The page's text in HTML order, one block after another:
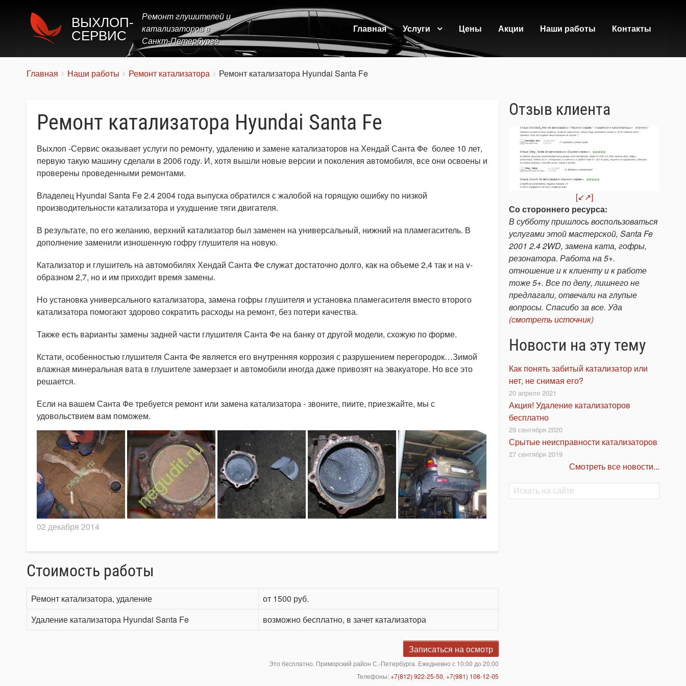
ВЫХЛОП-
СЕРВИС
Ремонт глушителей и
катализаторов в
Санкт-Петербурге
Главная Услуги Цены Акции Наши работы Контакты
Строка
You
Главная Наши работы Ремонт катализатора Ремонт катализатора Hyundai Santa Fe
Ремонт катализатора Hyundai Santa Fe
Выхлоп -Сервис оказывает услуги по ремонту, удалению и замене катализаторов на Хендай Санта Фе более 10 лет,
первую такую машину сделали в 2006 году. И, хотя вышли новые версии и поколения автомобиля, все они освоены и
проверены проведенными ремонтами.
Владелец Hyundai Santa Fe 2.4 2004 года выпуска обратился с жалобой на горящую ошибку по низкой
производительности катализатора и ухудшение тяги двигателя.
В результате, по его желанию, верхний катализатор был заменен на универсальный, нижний на пламегаситель. В
дополнение заменили изношенную гофру глушителя на новую.
Катализатор и глушитель на автомобилях Хендай Санта Фе служат достаточно долго, как на объеме 2,4 так и на v-
образном 2,7, но и им приходит время замены.
Но установка универсального катализатора, замена гофры глушителя и установка пламегасителя вместо второго
катализатора помогают здорово сократить расходы на ремонт, без потери качества.
Также есть варианты замены задней части глушителя Санта Фе на банку от другой модели, схожую по форме.
Кстати, особенностью глушителя Санта Фе является его внутренняя коррозия с разрушением перегородок…Зимой
влажная минеральная вата в глушителе замерзает и автомобили иногда даже привозят на эвакуаторе. Но все это
решается.
Если на вашем Санта Фе требуется ремонт или замена катализатора - звоните, пиите, приезжайте, мы с
удовольствием вам поможем.
02 декабря 2014
Стоимость работы
Ремонт катализатора, удаление
от 1500 руб.
Удаление катализатора Hyundai Santa Fe
возможно бесплатно, в зачет катализатора
Записаться на осмотр
Это бесплатно. Приморский район С.-Петербурга. Ежедневно с 10:00 до 20:00
Телефоны:+7(812) 922-25-50, +7(981) 108-12-05
Отзыв клиента
[↙↗]
Со стороннего ресурса:
В субботу пришлось воспользоваться
услугами этой мастерской, Santa Fe
2001 2.4 2WD, замена ката, гофры,
резонатора. Работа на 5+.
отношение и к клиенту и к работе
тоже 5+. Все по делу, лишнего не
предлагали, отвечали на глупые
вопросы. Спасибо за все. Уда
(смотреть источник)
Новости на эту тему
Как понять забитый катализатор или
нет, не снимая его?
20 апреля 2021
Акция! Удаление катализаторов
бесплатно
29 сентября 2020
Срытые неисправности катализаторов
27 сентября 2019
Смотреть все новости...
Поиск
Поиск